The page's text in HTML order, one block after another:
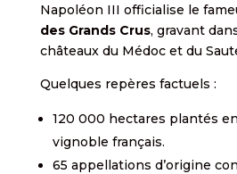
Napoléon III officialise le
des Grands Crus, gravant
châteaux du Médoc et du
Quelques repères factuels :
120 000 hectares plantés
vignoble français.
65 appellations d’origine